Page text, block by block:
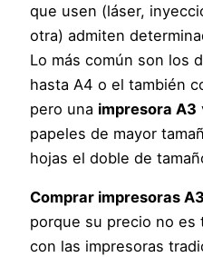
que usen (láser,
otra) admiten
Lo más común son los
hasta A4 o el también
pero una impresora A3
papeles de mayor
hojas el doble de
Comprar impresoras A3
porque su precio no es
con las impresoras